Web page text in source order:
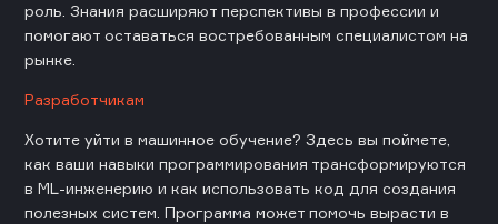
роль. Знания расширяют перспективы в профессии и
помогают оставаться востребованным специалистом на
рынке.
Разработчикам
Хотите уйти в машинное обучение? Здесь вы поймете,
как ваши навыки программирования трансформируются
в ML-инженерию и как использовать код для создания
полезных систем. Программа может помочь вырасти в